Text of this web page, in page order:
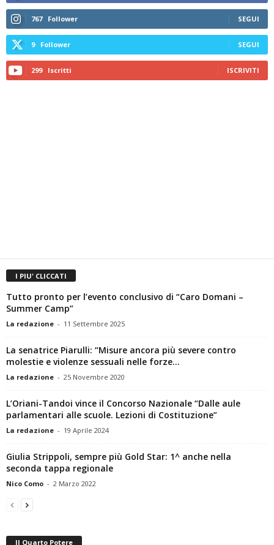
767 Follower SEGUI
9 Follower SEGUI
299 Iscritti ISCRIVITI
I PIU' CLICCATI
Tutto pronto per l’evento conclusivo di “Caro Domani –
Summer Camp”
La redazione - 11 Settembre 2025
La senatrice Piarulli: “Misure ancora più severe contro
molestie e violenze sessuali nelle forze...
La redazione - 25 Novembre 2020
L’Oriani-Tandoi vince il Concorso Nazionale “Dalle aule
parlamentari alle scuole. Lezioni di Costituzione”
La redazione - 19 Aprile 2024
Giulia Strippoli, sempre più Gold Star: 1^ anche nella
seconda tappa regionale
Nico Como - 2 Marzo 2022
Il Quarto Potere